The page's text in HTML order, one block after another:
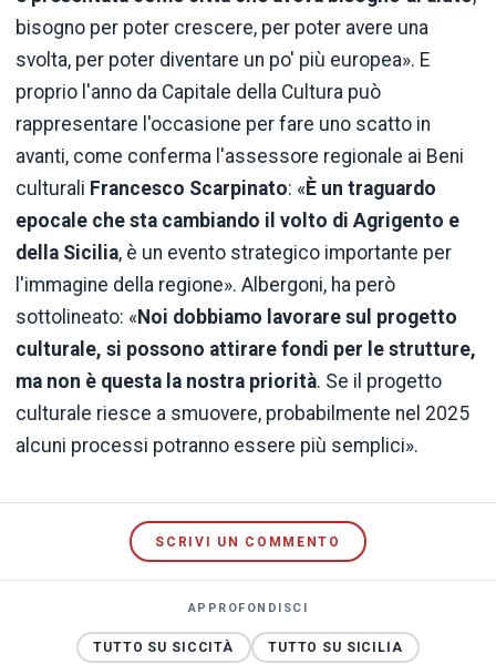
bisogno per poter crescere, per poter avere una
svolta, per poter diventare un po' più europea». E
proprio l'anno da Capitale della Cultura può
rappresentare l'occasione per fare uno scatto in
avanti, come conferma l'assessore regionale ai Beni
culturali Francesco Scarpinato: «È un traguardo
epocale che sta cambiando il volto di Agrigento e
della Sicilia, è un evento strategico importante per
l'immagine della regione». Albergoni, ha però
sottolineato: «Noi dobbiamo lavorare sul progetto
culturale, si possono attirare fondi per le strutture,
ma non è questa la nostra priorità. Se il progetto
culturale riesce a smuovere, probabilmente nel 2025
alcuni processi potranno essere più semplici».
SCRIVI UN COMMENTO
APPROFONDISCI
TUTTO SU SICCITÀ TUTTO SU SICILIA